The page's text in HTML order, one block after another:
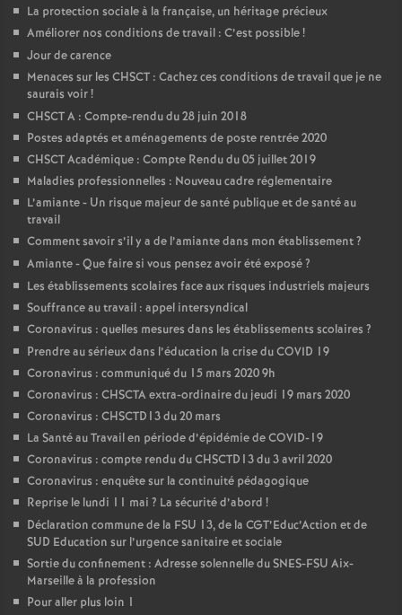
La protection sociale à la française, un héritage précieux
Améliorer nos conditions de travail : C’est possible!
Jour de carence
Menaces sur les CHSCT : Cachez ces conditions de travail que je ne
saurais voir!
CHSCT A : Compte-rendu du 28 juin 2018
Postes adaptés et aménagements de poste rentrée 2020
CHSCT Académique : Compte Rendu du 05 juillet 2019
Maladies professionnelles : Nouveau cadre réglementaire
L’amiante - Un risque majeur de santé publique et de santé au
travail
Comment savoir s’il y a de l’amiante dans mon établissement?
Amiante - Que faire si vous pensez avoir été exposé?
Les établissements scolaires face aux risques industriels majeurs
Souffrance au travail : appel intersyndical
Coronavirus : quelles mesures dans les établissements scolaires ?
Prendre au sérieux dans l’éducation la crise du COVID 19
Coronavirus : communiqué du 15 mars 2020 9h
Coronavirus : CHSCTA extra-ordinaire du jeudi 19 mars 2020
Coronavirus : CHSCTD13 du 20 mars
La Santé au Travail en période d’épidémie de COVID-19
Coronavirus : compte rendu du CHSCTD13 du 3 avril 2020
Coronavirus : enquête sur la continuité pédagogique
Reprise le lundi 11 mai ? La sécurité d’abord !
Déclaration commune de la FSU 13, de la CGT’Educ’Action et de
SUD Education sur l’urgence sanitaire et sociale
Sortie du confinement : Adresse solennelle du SNES-FSU Aix-
Marseille à la profession
Pour aller plus loin 1